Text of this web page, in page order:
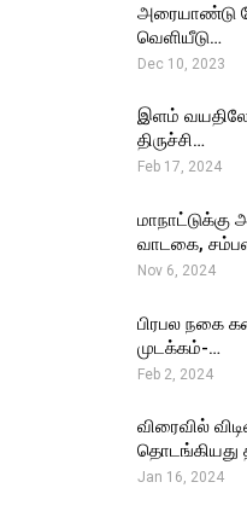
அரையாண்டு
வெளியீடு…
Dec 10, 2023
இளம்
திருச்சி…
Feb 17, 2024
வாடகை,
Nov 6, 2024
பிரபல நகை
முடக்கம்-…
Feb 2, 2024
விரைவில்
தொடங்கியது
Jan 16, 2024